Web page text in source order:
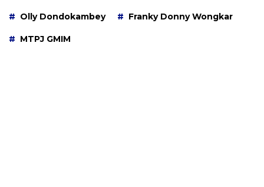
Olly Dondokambey Franky Donny Wongkar
MTPJ GMIM